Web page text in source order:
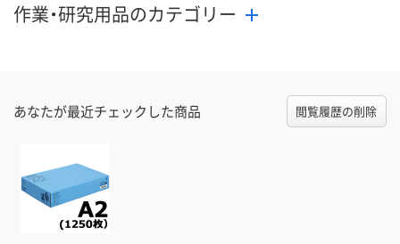
作業・研究用品のカテゴリー
あなたが最近チェックした商品 閲覧履歴の削除